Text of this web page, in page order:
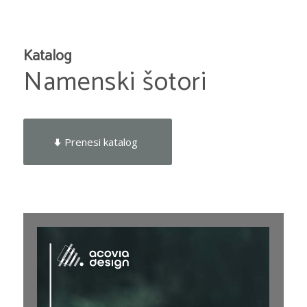
Katalog
Namenski šotori
Prenesi katalog